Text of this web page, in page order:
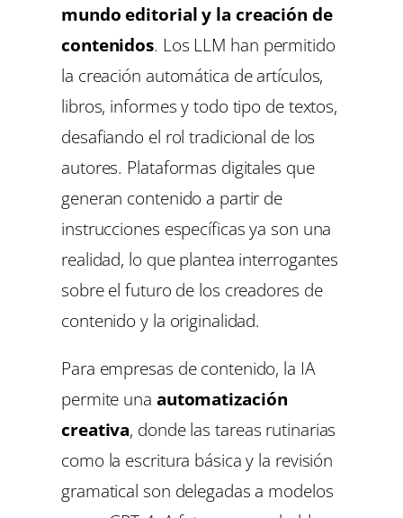
mundo editorial y la creación de
contenidos. Los LLM han permitido
la creación automática de artículos,
libros, informes y todo tipo de textos,
desafiando el rol tradicional de los
autores. Plataformas digitales que
generan contenido a partir de
instrucciones específicas ya son una
realidad, lo que plantea interrogantes
sobre el futuro de los creadores de
contenido y la originalidad.
Para empresas de contenido, la IA
permite una automatización
creativa, donde las tareas rutinarias
como la escritura básica y la revisión
gramatical son delegadas a modelos